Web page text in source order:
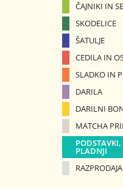
ČAJNIKI IN
SKODELICE
ŠATULJE
CEDILA IN
SLADKO IN
DARILA
DARILNI
MATCHA
PLADNJI
RAZPRODAJA